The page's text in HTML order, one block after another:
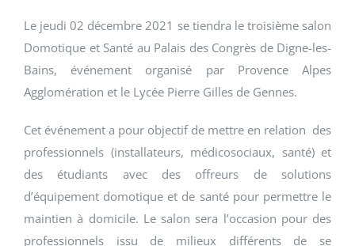
Le jeudi 02 décembre 2021 se tiendra le troisième salon
Domotique et Santé au Palais des Congrès de Digne-les-
Bains, événement organisé par Provence Alpes
Agglomération et le Lycée Pierre Gilles de Gennes.
Cet événement a pour objectif de mettre en relation des
professionnels (installateurs, médicosociaux, santé) et
des étudiants avec des offreurs de solutions
d’équipement domotique et de santé pour permettre le
maintien à domicile. Le salon sera l’occasion pour des
professionnels issu de milieux différents de se